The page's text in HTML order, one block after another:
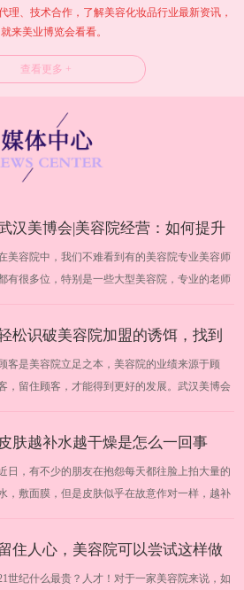
理、技术合作，了解美容化妆品行业最新资讯，
来美业博览会看看。
查看更多 +
汉美博会|美容院经营：如何提升
业绩
美容院中，我们不难看到有的美容院专业美容师
有很多位，特别是一些大型美容院，专业的老师
识也很到位，但是不知道为什么，每个月的收入却
不高，而且个人业绩也不是多优秀，为…
松识破美容院加盟的诱饵，找到
的厂商
客是美容院立足之本，美容院的业绩来源于顾
，留住顾客，才能得到更好的发展。武汉美博会
，引诱加盟者上当。武汉美博会为大家分享轻松
破美容院加盟的诱饵，找到好的厂商。20…
皮肤越补水越干燥是怎么一回事
日，有不少的朋友在抱怨每天都往脸上拍大量的
，敷面膜，但是皮肤似乎在故意作对一样，越补
中武汉美博会时间安排：2019年11月13日-19日
华中武汉美博会地点：中国（武汉）文…
住人心，美容院可以尝试这样做
世纪什么最贵？人才！对于一家美容院来说，如